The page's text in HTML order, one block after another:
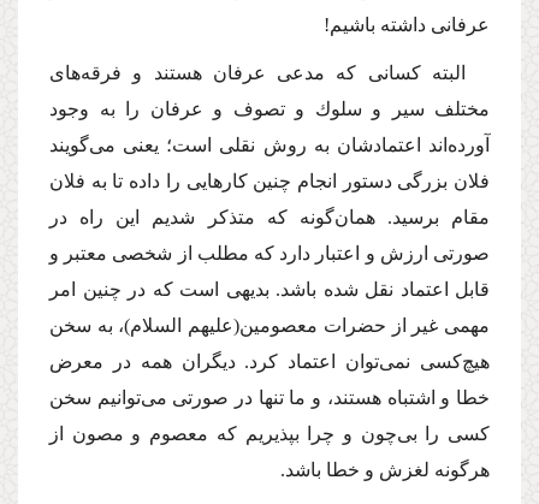
عرفانى داشته باشیم!
البته كسانى كه مدعى عرفان هستند و فرقه‌هاى
مختلف سیر و سلوك و تصوف و عرفان را به وجود
آورده‌اند اعتمادشان به روش نقلى است؛ یعنى مى‌گویند
فلان بزرگى دستور انجام چنین كارهایى را داده تا به فلان
مقام برسید. همان‌گونه كه متذكر شدیم این راه در
صورتى ارزش و اعتبار دارد كه مطلب از شخصى معتبر و
قابل اعتماد نقل شده باشد. بدیهى است كه در چنین امر
مهمى غیر از حضرات معصومین(علیهم السلام)، به سخن
هیچ‌كسى نمى‌توان اعتماد كرد. دیگران همه در معرض
خطا و اشتباه هستند، و ما تنها در صورتى مى‌توانیم سخن
كسى را بى‌چون و چرا بپذیریم كه معصوم و مصون از
هرگونه لغزش و خطا باشد.